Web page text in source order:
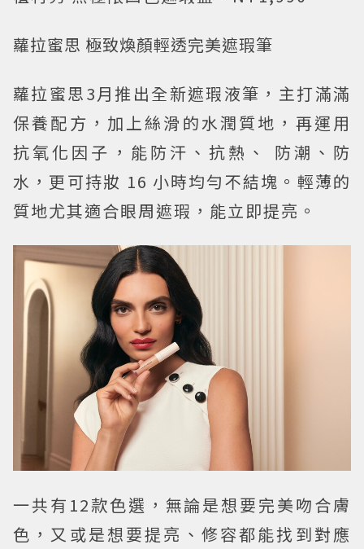
蘿拉蜜思 極致煥顏輕透完美遮瑕筆
蘿拉蜜思3月推出全新遮瑕液筆，主打滿滿
保養配方，加上絲滑的水潤質地，再運用
抗氧化因子，能防汗、抗熱、 防潮、防
水，更可持妝 16 小時均勻不結塊。輕薄的
質地尤其適合眼周遮瑕，能立即提亮。
一共有12款色選，無論是想要完美吻合膚
色，又或是想要提亮、修容都能找到對應